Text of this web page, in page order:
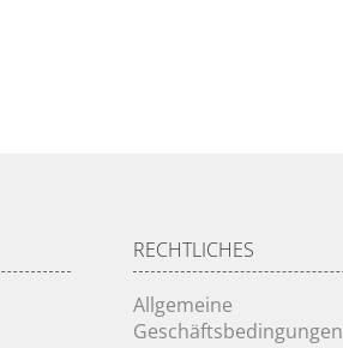
RECHTLICHES
Allgemeine
Geschäftsbedingungen